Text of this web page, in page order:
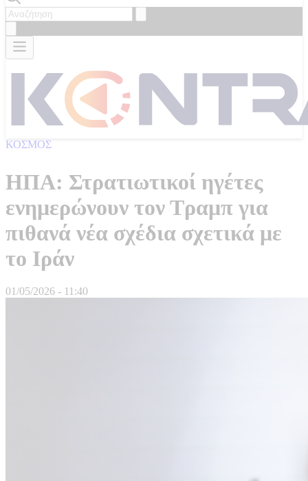
ΚΟΣΜΟΣ
ΗΠΑ: Στρατιωτικοί ηγέτες
ενημερώνουν τον Τραμπ για
πιθανά νέα σχέδια σχετικά με
το Ιράν
01/05/2026 - 11:40